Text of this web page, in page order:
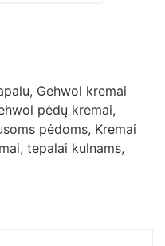
, Gehwol kremai
pėdų kremai,
pėdoms, Kremai
tepalai kulnams,